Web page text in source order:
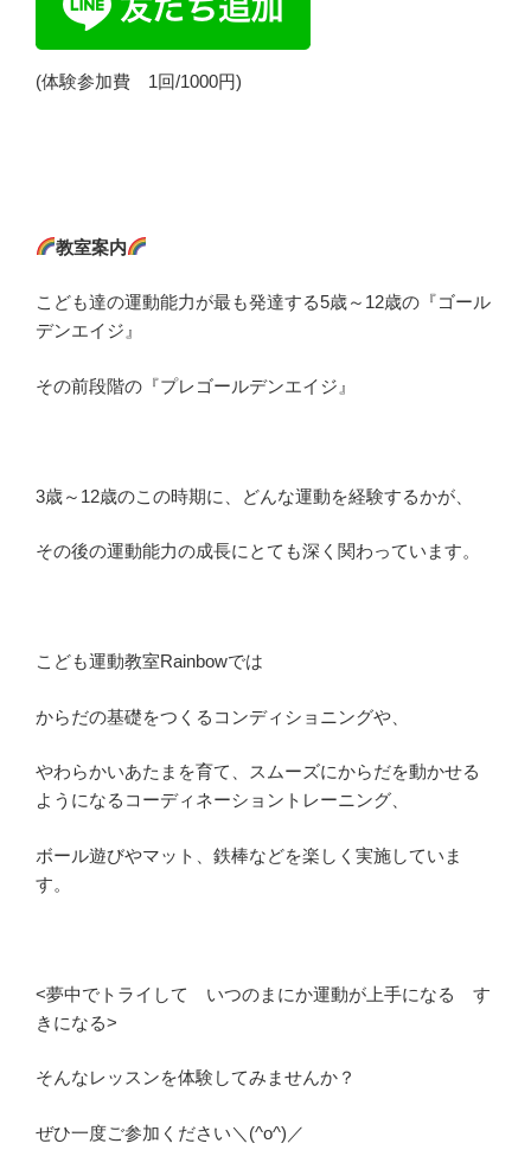
(体験参加費 1回/1000円)
教室案内
こども達の運動能力が最も発達する5歳～12歳の『ゴール
デンエイジ』
その前段階の『プレゴールデンエイジ』
3歳～12歳のこの時期に、どんな運動を経験するかが、
その後の運動能力の成長にとても深く関わっています。
こども運動教室Rainbowでは
からだの基礎をつくるコンディショニングや、
やわらかいあたまを育て、スムーズにからだを動かせる
ようになるコーディネーショントレーニング、
ボール遊びやマット、鉄棒などを楽しく実施していま
す。
<夢中でトライして いつのまにか運動が上手になる す
きになる>
そんなレッスンを体験してみませんか？
ぜひ一度ご参加ください＼(^o^)／